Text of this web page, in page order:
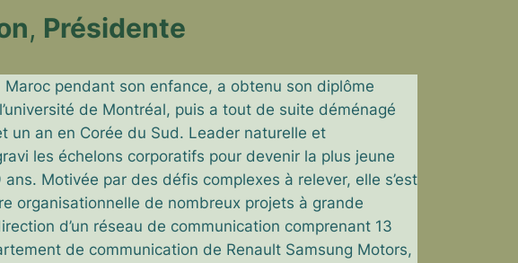
, Présidente
pendant son enfance, a obtenu son diplôme
de Montréal, puis a tout de suite déménagé
un an en Corée du Sud. Leader naturelle et
les échelons corporatifs pour devenir la plus jeune
ans. Motivée par des défis complexes à relever, elle s’est
organisationnelle de nombreux projets à grande
d’un réseau de communication comprenant 13
de communication de Renault Samsung Motors,